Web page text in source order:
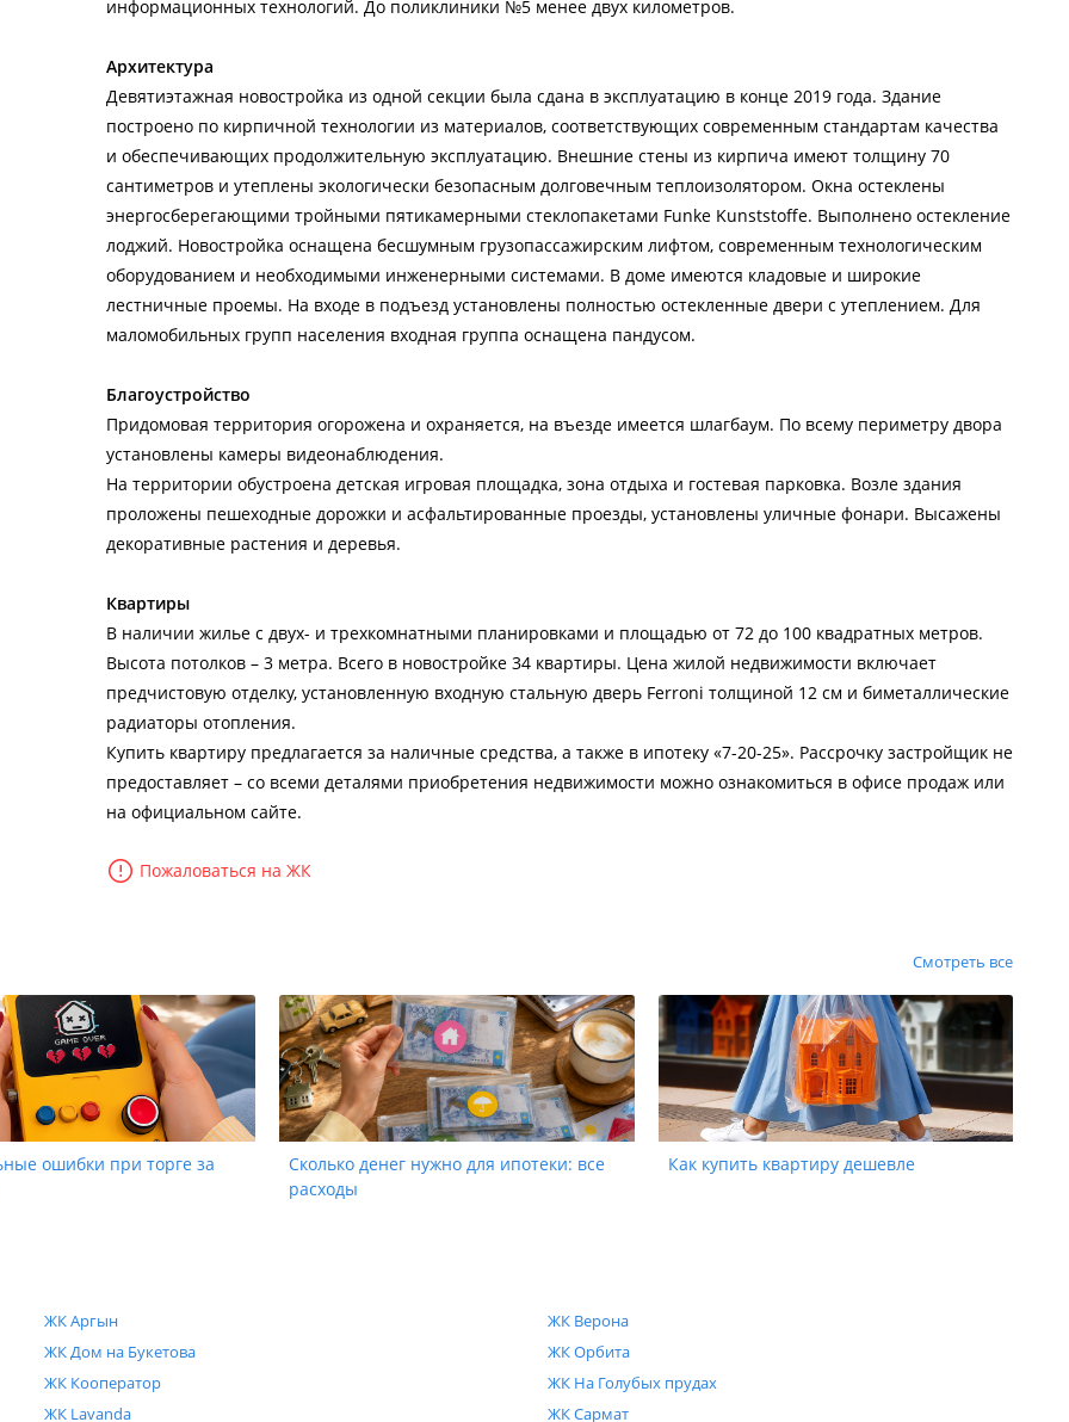
информационных технологий. До поликлиники №5 менее двух километров.
Архитектура
Девятиэтажная новостройка из одной секции была сдана в эксплуатацию в конце 2019 года. Здание
построено по кирпичной технологии из материалов, соответствующих современным стандартам качества
и обеспечивающих продолжительную эксплуатацию. Внешние стены из кирпича имеют толщину 70
сантиметров и утеплены экологически безопасным долговечным теплоизолятором. Окна остеклены
энергосберегающими тройными пятикамерными стеклопакетами Funke Kunststoffe. Выполнено остекление
лоджий. Новостройка оснащена бесшумным грузопассажирским лифтом, современным технологическим
оборудованием и необходимыми инженерными системами. В доме имеются кладовые и широкие
лестничные проемы. На входе в подъезд установлены полностью остекленные двери с утеплением. Для
маломобильных групп населения входная группа оснащена пандусом.
Благоустройство
Придомовая территория огорожена и охраняется, на въезде имеется шлагбаум. По всему периметру двора
установлены камеры видеонаблюдения.
На территории обустроена детская игровая площадка, зона отдыха и гостевая парковка. Возле здания
проложены пешеходные дорожки и асфальтированные проезды, установлены уличные фонари. Высажены
декоративные растения и деревья.
Квартиры
В наличии жилье с двух- и трехкомнатными планировками и площадью от 72 до 100 квадратных метров.
Высота потолков – 3 метра. Всего в новостройке 34 квартиры. Цена жилой недвижимости включает
предчистовую отделку, установленную входную стальную дверь Ferroni толщиной 12 см и биметаллические
радиаторы отопления.
Купить квартиру предлагается за наличные средства, а также в ипотеку «7-20-25». Рассрочку застройщик не
предоставляет – со всеми деталями приобретения недвижимости можно ознакомиться в офисе продаж или
на официальном сайте.
Пожаловаться на ЖК
Смотреть все
ошибки при торге за
Сколько денег нужно для ипотеки: все
расходы
Как купить квартиру дешевле
ЖК Аргын
ЖК Дом на Букетова
ЖК Кооператор
ЖК Lavanda
ЖК Верона
ЖК Орбита
ЖК На Голубых прудах
ЖК Сармат